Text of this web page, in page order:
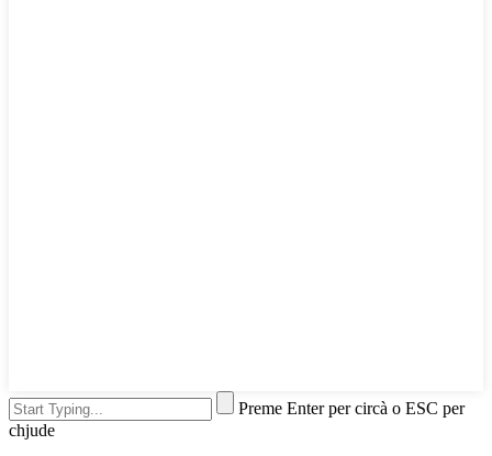
Preme Enter per circà o ESC per
chjude